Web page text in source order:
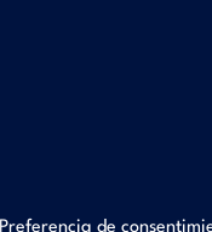
Preferencia de